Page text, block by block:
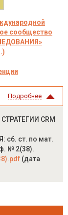
сообщество
Подробнее
CRM
ст. по мат.
№ 2(38).
(дата